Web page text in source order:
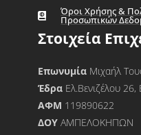
Όροι Χρήσης &
Προσωπικών
Στοιχεία
Επωνυμία Μιχαήλ
Έδρα Ελ.Βενιζέλου
ΑΦΜ 119890622
ΔΟΥΑΜΠΕΛΟΚΗΠΩΝ